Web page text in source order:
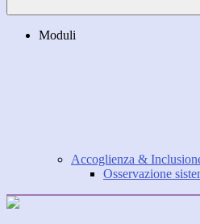
Moduli
Accoglienza &
Osservazione